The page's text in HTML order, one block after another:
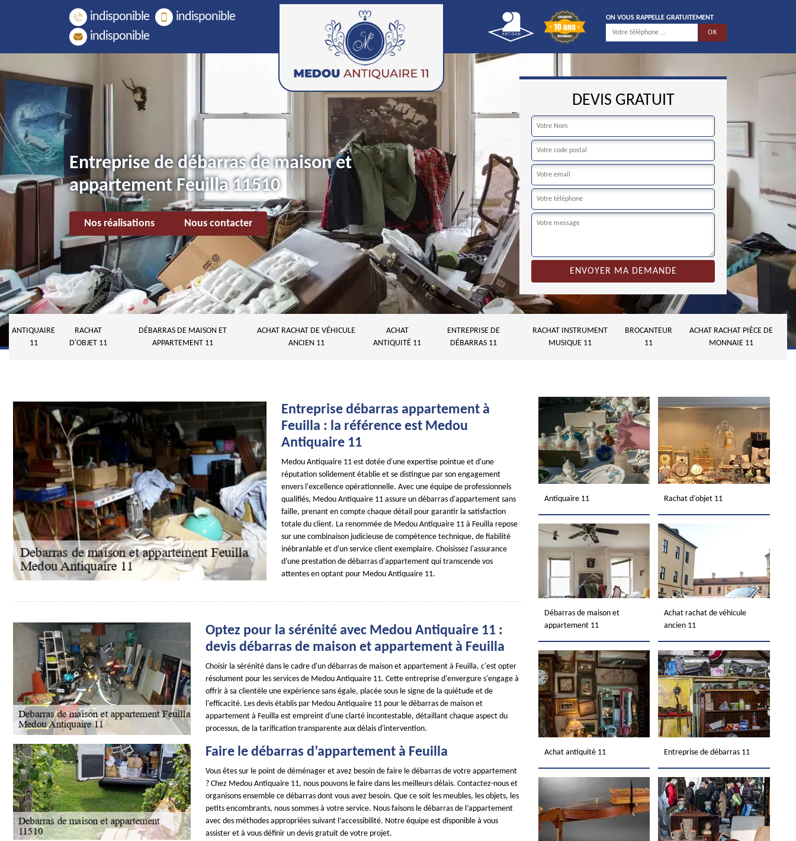
indisponible
indisponible
indisponible
ON VOUS RAPPELLE GRATUITEMENT
Entreprise de débarras de maison et
appartement Feuilla 11510
Nos réalisations Nous contacter
DEVIS GRATUIT
ANTIQUAIRE
11
RACHAT
D'OBJET 11
DÉBARRAS DE MAISON ET
APPARTEMENT 11
ACHAT RACHAT DE VÉHICULE
ANCIEN 11
ACHAT
ANTIQUITÉ 11
ENTREPRISE DE
DÉBARRAS 11
RACHAT INSTRUMENT
MUSIQUE 11
BROCANTEUR
11
ACHAT RACHAT PIÈCE DE
MONNAIE 11
Entreprise débarras appartement à
Feuilla : la référence est Medou
Antiquaire 11
Medou Antiquaire 11 est dotée d'une expertise pointue et d'une
réputation solidement établie et se distingue par son engagement
envers l'excellence opérationnelle. Avec une équipe de professionnels
qualifiés, Medou Antiquaire 11 assure un débarras d'appartement sans
faille, prenant en compte chaque détail pour garantir la satisfaction
totale du client. La renommée de Medou Antiquaire 11 à Feuilla repose
sur une combinaison judicieuse de compétence technique, de fiabilité
inébranlable et d'un service client exemplaire. Choisissez l'assurance
d'une prestation de débarras d'appartement qui transcende vos
attentes en optant pour Medou Antiquaire 11.
Optez pour la sérénité avec Medou Antiquaire 11 :
devis débarras de maison et appartement à Feuilla
Choisir la sérénité dans le cadre d'un débarras de maison et appartement à Feuilla, c'est opter
résolument pour les services de Medou Antiquaire 11. Cette entreprise d'envergure s'engage à
offrir à sa clientèle une expérience sans égale, placée sous le signe de la quiétude et de
l'efficacité. Les devis établis par Medou Antiquaire 11 pour le débarras de maison et
appartement à Feuilla est empreint d'une clarté incontestable, détaillant chaque aspect du
processus, de la tarification transparente aux délais d'intervention.
Faire le débarras d’appartement à Feuilla
Vous êtes sur le point de déménager et avez besoin de faire le débarras de votre appartement
? Chez Medou Antiquaire 11, nous pouvons le faire dans les meilleurs délais. Contactez-nous et
organisons ensemble ce débarras dont vous avez besoin. Que ce soit les meubles, les objets, les
petits encombrants, nous sommes à votre service. Nous faisons le débarras de l’appartement
avec des méthodes appropriées suivant l’accessibilité. Notre équipe est disponible à vous
assister et à vous définir un devis gratuit de votre projet.
Antiquaire 11 Rachat d'objet 11
Débarras de maison et
appartement 11
Achat rachat de véhicule
ancien 11
Achat antiquité 11 Entreprise de débarras 11